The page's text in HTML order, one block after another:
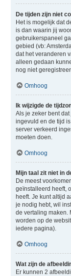
De tijden zijn niet
Het is mogelijk dat
is dan waarin jij
gebruikerspaneel
gebied (vb:
dat het veranderen
alleen gedaan
nog niet
Omhoog
Ik wijzigde de
Als je zeker bent
ingevuld en de tijd
server verkeerd
moeten doen.
Omhoog
Mijn taal zit niet in
De meest
geïnstalleerd heeft,
heeft. Je kunt altijd
je nodig hebt, wil
de vertaling maken.
worden op de
iedere pagina).
Omhoog
Wat zijn de
Er kunnen 2